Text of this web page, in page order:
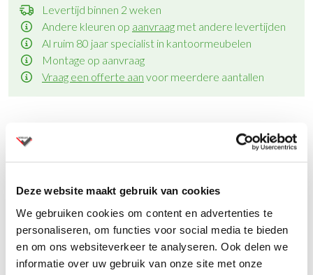
Deze website maakt gebruik van cookies
We gebruiken cookies om content en advertenties te
personaliseren, om functies voor social media te bieden
en om ons websiteverkeer te analyseren. Ook delen we
informatie over uw gebruik van onze site met onze
Levertijd binnen 2 weken
Andere kleuren op aanvraag met andere levertijden
Al ruim 80 jaar specialist in kantoormeubelen
Montage op aanvraag
Vraag een offerte aan voor meerdere aantallen
Productinformatie
Specificaties
Onderstel: zwart kunststof
Bekleding: zwart